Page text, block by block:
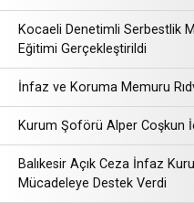
Kocaeli Denetimli Serbestlik
Eğitimi Gerçekleştirildi
İnfaz ve Koruma Memuru
Kurum Şoförü Alper Coşkun
Balıkesir Açık Ceza İnfaz
Mücadeleye Destek Verdi